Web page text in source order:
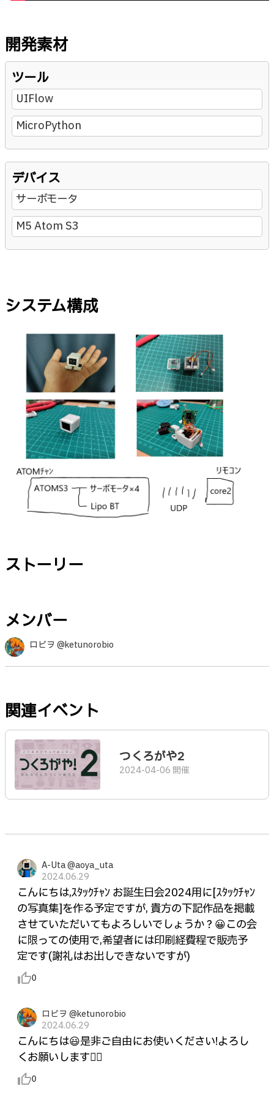
開発素材
ツール
UIFlow
MicroPython
デバイス
サーボモータ
M5 Atom S3
システム構成
ストーリー
メンバー
ロビヲ @ketunorobio
関連イベント
つくろがや2
2024-04-06 開催
A-Uta @aoya_uta
2024.06.29
こんにちは,ｽﾀｯｸﾁｬﾝ お誕生日会2024用に[ｽﾀｯｸﾁｬﾝ
の写真集]を作る予定ですが, 貴方の下記作品を掲載
させていただいてもよろしいでしょうか？😀この会
に限っての使用で,希望者には印刷経費程で販売予
定です(謝礼はお出しできないですが)
thumb_up_alt0
ロビヲ @ketunorobio
2024.06.29
こんにちは😃是非ご自由にお使いください!よろし
くお願いします🙇‍♀
thumb_up_alt0